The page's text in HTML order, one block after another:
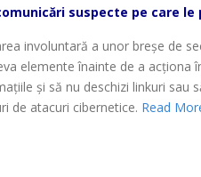
suspecte pe care le
involuntară a unor breșe de
elemente înainte de a acționa
și să nu deschizi linkuri sau
de atacuri cibernetice. Read